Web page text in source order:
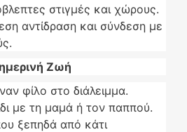
στιγμές και χώρους.
αντίδραση και σύνδεση με
Ζωή
φίλο στο διάλειμμα.
με τη μαμά ή τον παππού.
ξεπηδά από κάτι